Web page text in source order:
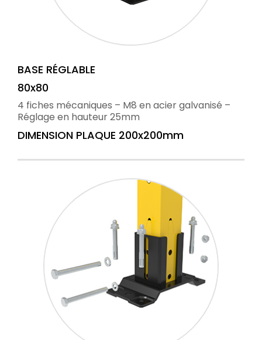
BASE RÉGLABLE
80x80
4 fiches mécaniques – M8 en acier galvanisé –
Réglage en hauteur 25mm
DIMENSION PLAQUE 200x200mm